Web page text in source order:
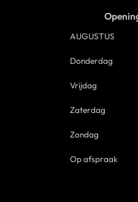
AUGUSTUS
Donderdag
Vrijdag
Zaterdag
Zondag
Op afspraak